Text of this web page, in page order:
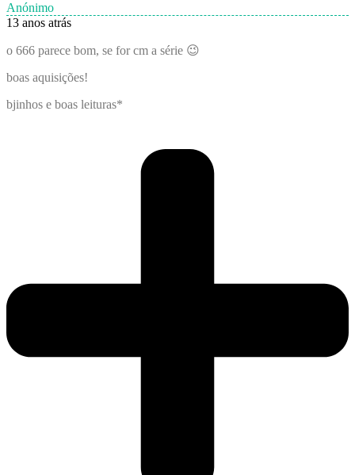
Anónimo
13 anos atrás
o 666 parece bom, se for cm a série 😉
boas aquisições!
bjinhos e boas leituras*